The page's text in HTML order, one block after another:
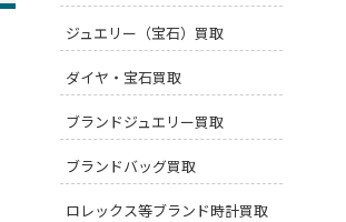
ジュエリー（宝石）買取
ダイヤ・宝石買取
ブランドジュエリー買取
ブランドバッグ買取
ロレックス等ブランド時計買取